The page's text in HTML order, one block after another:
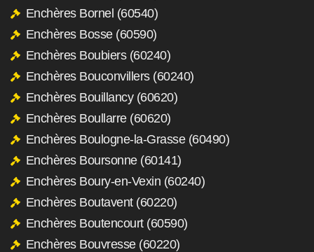
Enchères Bornel (60540)
Enchères Bosse (60590)
Enchères Boubiers (60240)
Enchères Bouconvillers (60240)
Enchères Bouillancy (60620)
Enchères Boullarre (60620)
Enchères Boulogne-la-Grasse (60490)
Enchères Boursonne (60141)
Enchères Boury-en-Vexin (60240)
Enchères Boutavent (60220)
Enchères Boutencourt (60590)
Enchères Bouvresse (60220)